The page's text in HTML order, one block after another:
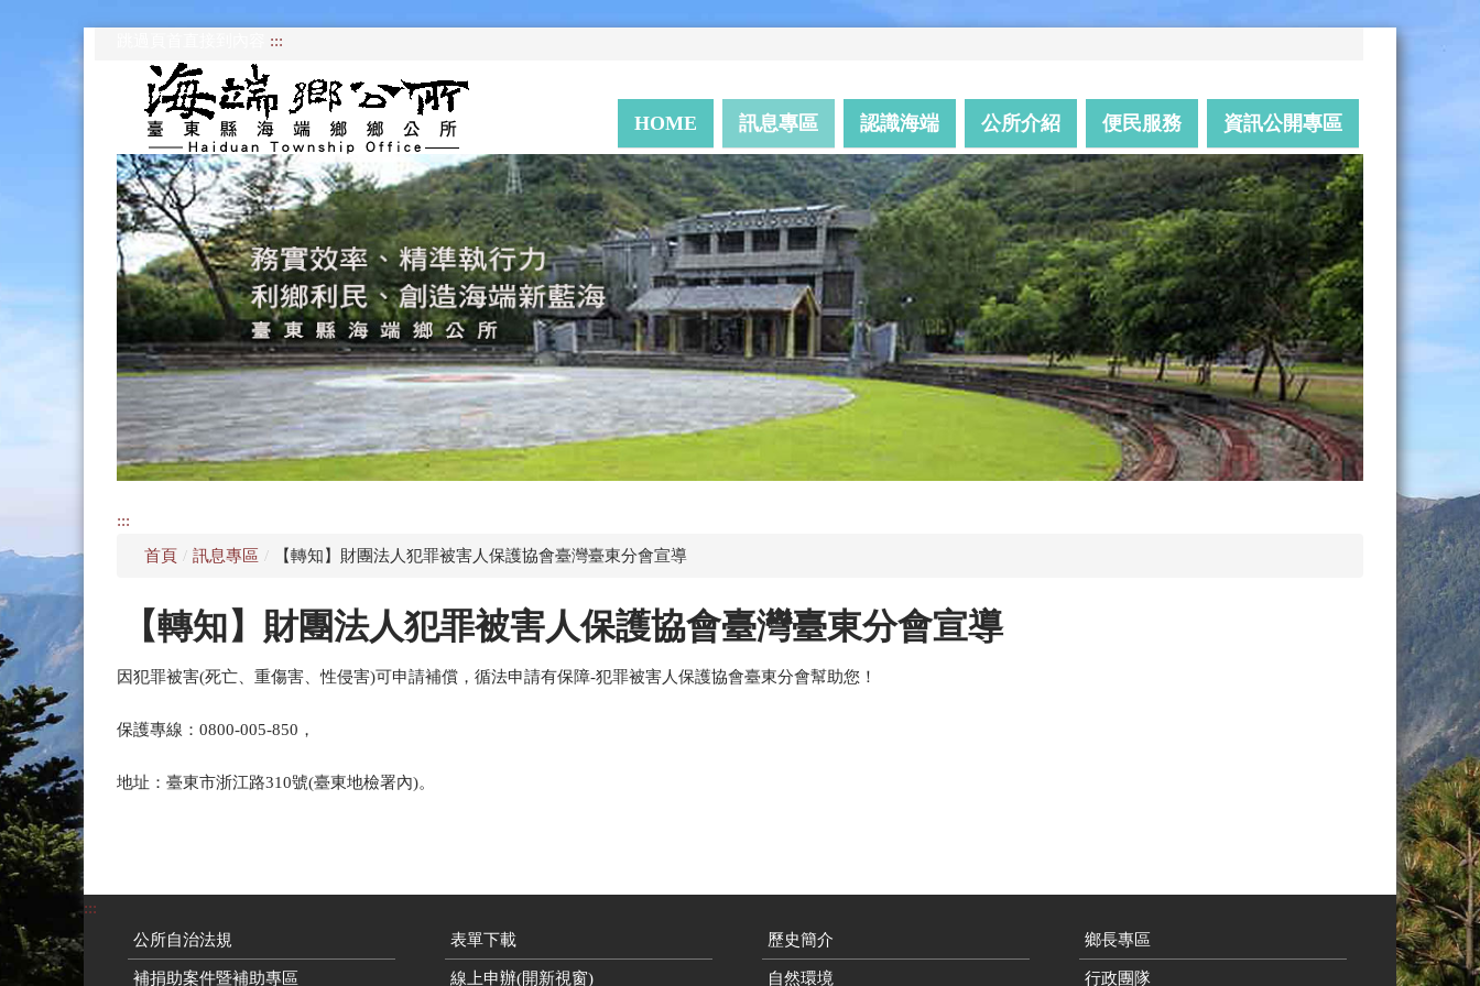
:::
HOME 訊息專區 認識海端 公所介紹 便民服務 資訊公開專區
:::
首頁 / 訊息專區 / 【轉知】財團法人犯罪被害人保護協會臺灣臺東分會宣導
【轉知】財團法人犯罪被害人保護協會臺灣臺東分會宣導
因犯罪被害(死亡、重傷害、性侵害)可申請補償，循法申請有保障-犯罪被害人保護協會臺東分會幫助您！
保護專線：0800-005-850，
地址：臺東市浙江路310號(臺東地檢署內)。
:::
公所自治法規
補捐助案件暨補助專區
表單下載
線上申辦(開新視窗)
歷史簡介
自然環境
鄉長專區
行政團隊